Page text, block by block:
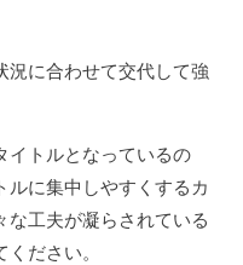
況に合わせて交代して強
イトルとなっているの
ルに集中しやすくするカ
な工夫が凝らされている
ださい。